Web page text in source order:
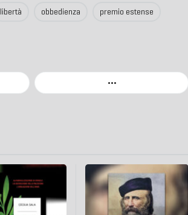
libertà obbedienza premio estense